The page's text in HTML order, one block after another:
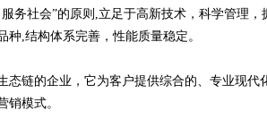
务社会”的原则,立足于高新技术，科学管理
,结构体系完善，性能质量稳定。
态链的企业，它为客户提供综合的、专业现代
销模式。